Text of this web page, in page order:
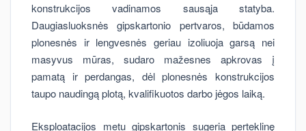
konstrukcijos vadinamos sausąja statyba.
Daugiasluoksnės gipskartonio pertvaros, būdamos
plonesnės ir lengvesnės geriau izoliuoja garsą nei
masyvus mūras, sudaro mažesnes apkrovas į
pamatą ir perdangas, dėl plonesnės konstrukcijos
taupo naudingą plotą, kvalifikuotos darbo jėgos laiką.
Eksploatacijos metu gipskartonis sugeria perteklinę